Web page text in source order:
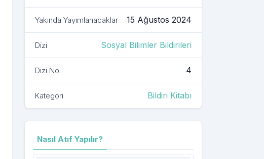
Yakında Yayımlanacaklar 15 Ağustos 2024
Dizi Sosyal Bilimler Bildirileri
Dizi No. 4
Kategori Bildiri Kitabı
Nasıl Atıf Yapılır?